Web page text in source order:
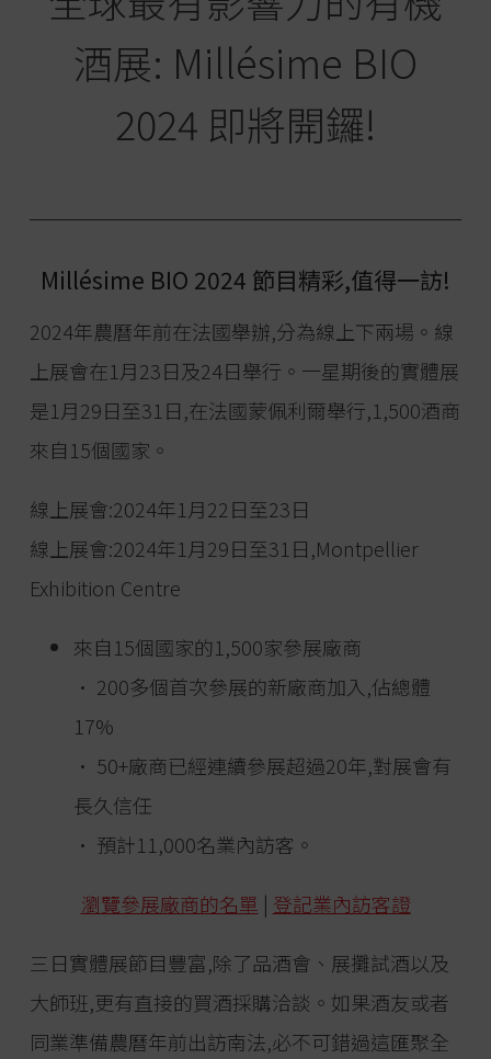
酒展: Millésime BIO
2024 即將開鑼!
Millésime BIO 2024 節目精彩,值得一訪!
2024年農曆年前在法國舉辦,分為線上下兩場。線
上展會在1月23日及24日舉行。一星期後的實體展
是1月29日至31日,在法國蒙佩利爾舉行,1,500酒商
來自15個國家。
線上展會:2024年1月22日至23日
線上展會:2024年1月29日至31日,Montpellier
Exhibition Centre
來自15個國家的1,500家參展廠商
• 200多個首次參展的新廠商加入,佔總體
17%
• 50+廠商已經連續參展超過20年,對展會有
長久信任
• 預計11,000名業內訪客。
瀏覽參展廠商的名單 | 登記業內訪客證
三日實體展節目豐富,除了品酒會、展攤試酒以及
大師班,更有直接的買酒採購洽談。如果酒友或者
同業準備農曆年前出訪南法,必不可錯過這匯聚全